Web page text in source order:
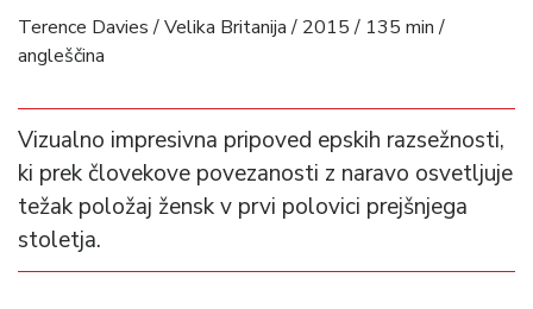
Terence Davies / Velika Britanija / 2015 / 135 min /
angleščina
Vizualno impresivna pripoved epskih razsežnosti,
ki prek človekove povezanosti z naravo osvetljuje
težak položaj žensk v prvi polovici prejšnjega
stoletja.